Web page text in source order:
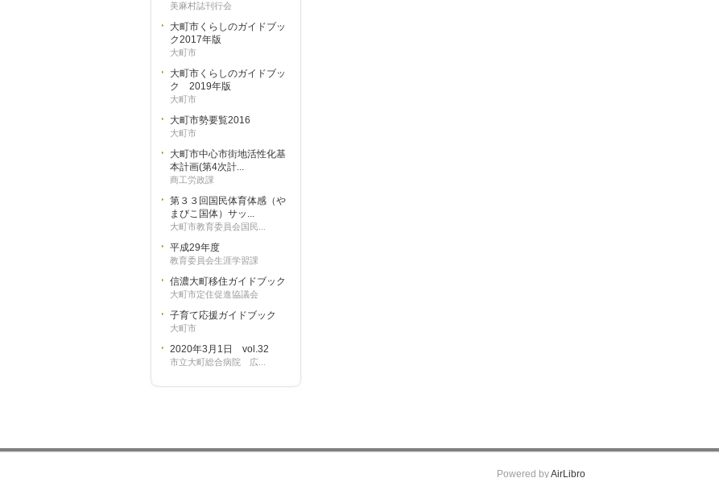
美麻村誌刊行会
大町市くらしのガイドブッ
ク2017年版
大町市
大町市くらしのガイドブッ
ク 2019年版
大町市
大町市勢要覧2016
大町市
大町市中心市街地活性化基
本計画(第4次計...
商工労政課
第３３回国民体育体感（や
まびこ国体）サッ...
大町市教育委員会国民...
平成29年度
教育委員会生涯学習課
信濃大町移住ガイドブック
大町市定住促進協議会
子育て応援ガイドブック
大町市
2020年3月1日 vol.32
市立大町総合病院 広...
Powered byAirLibro